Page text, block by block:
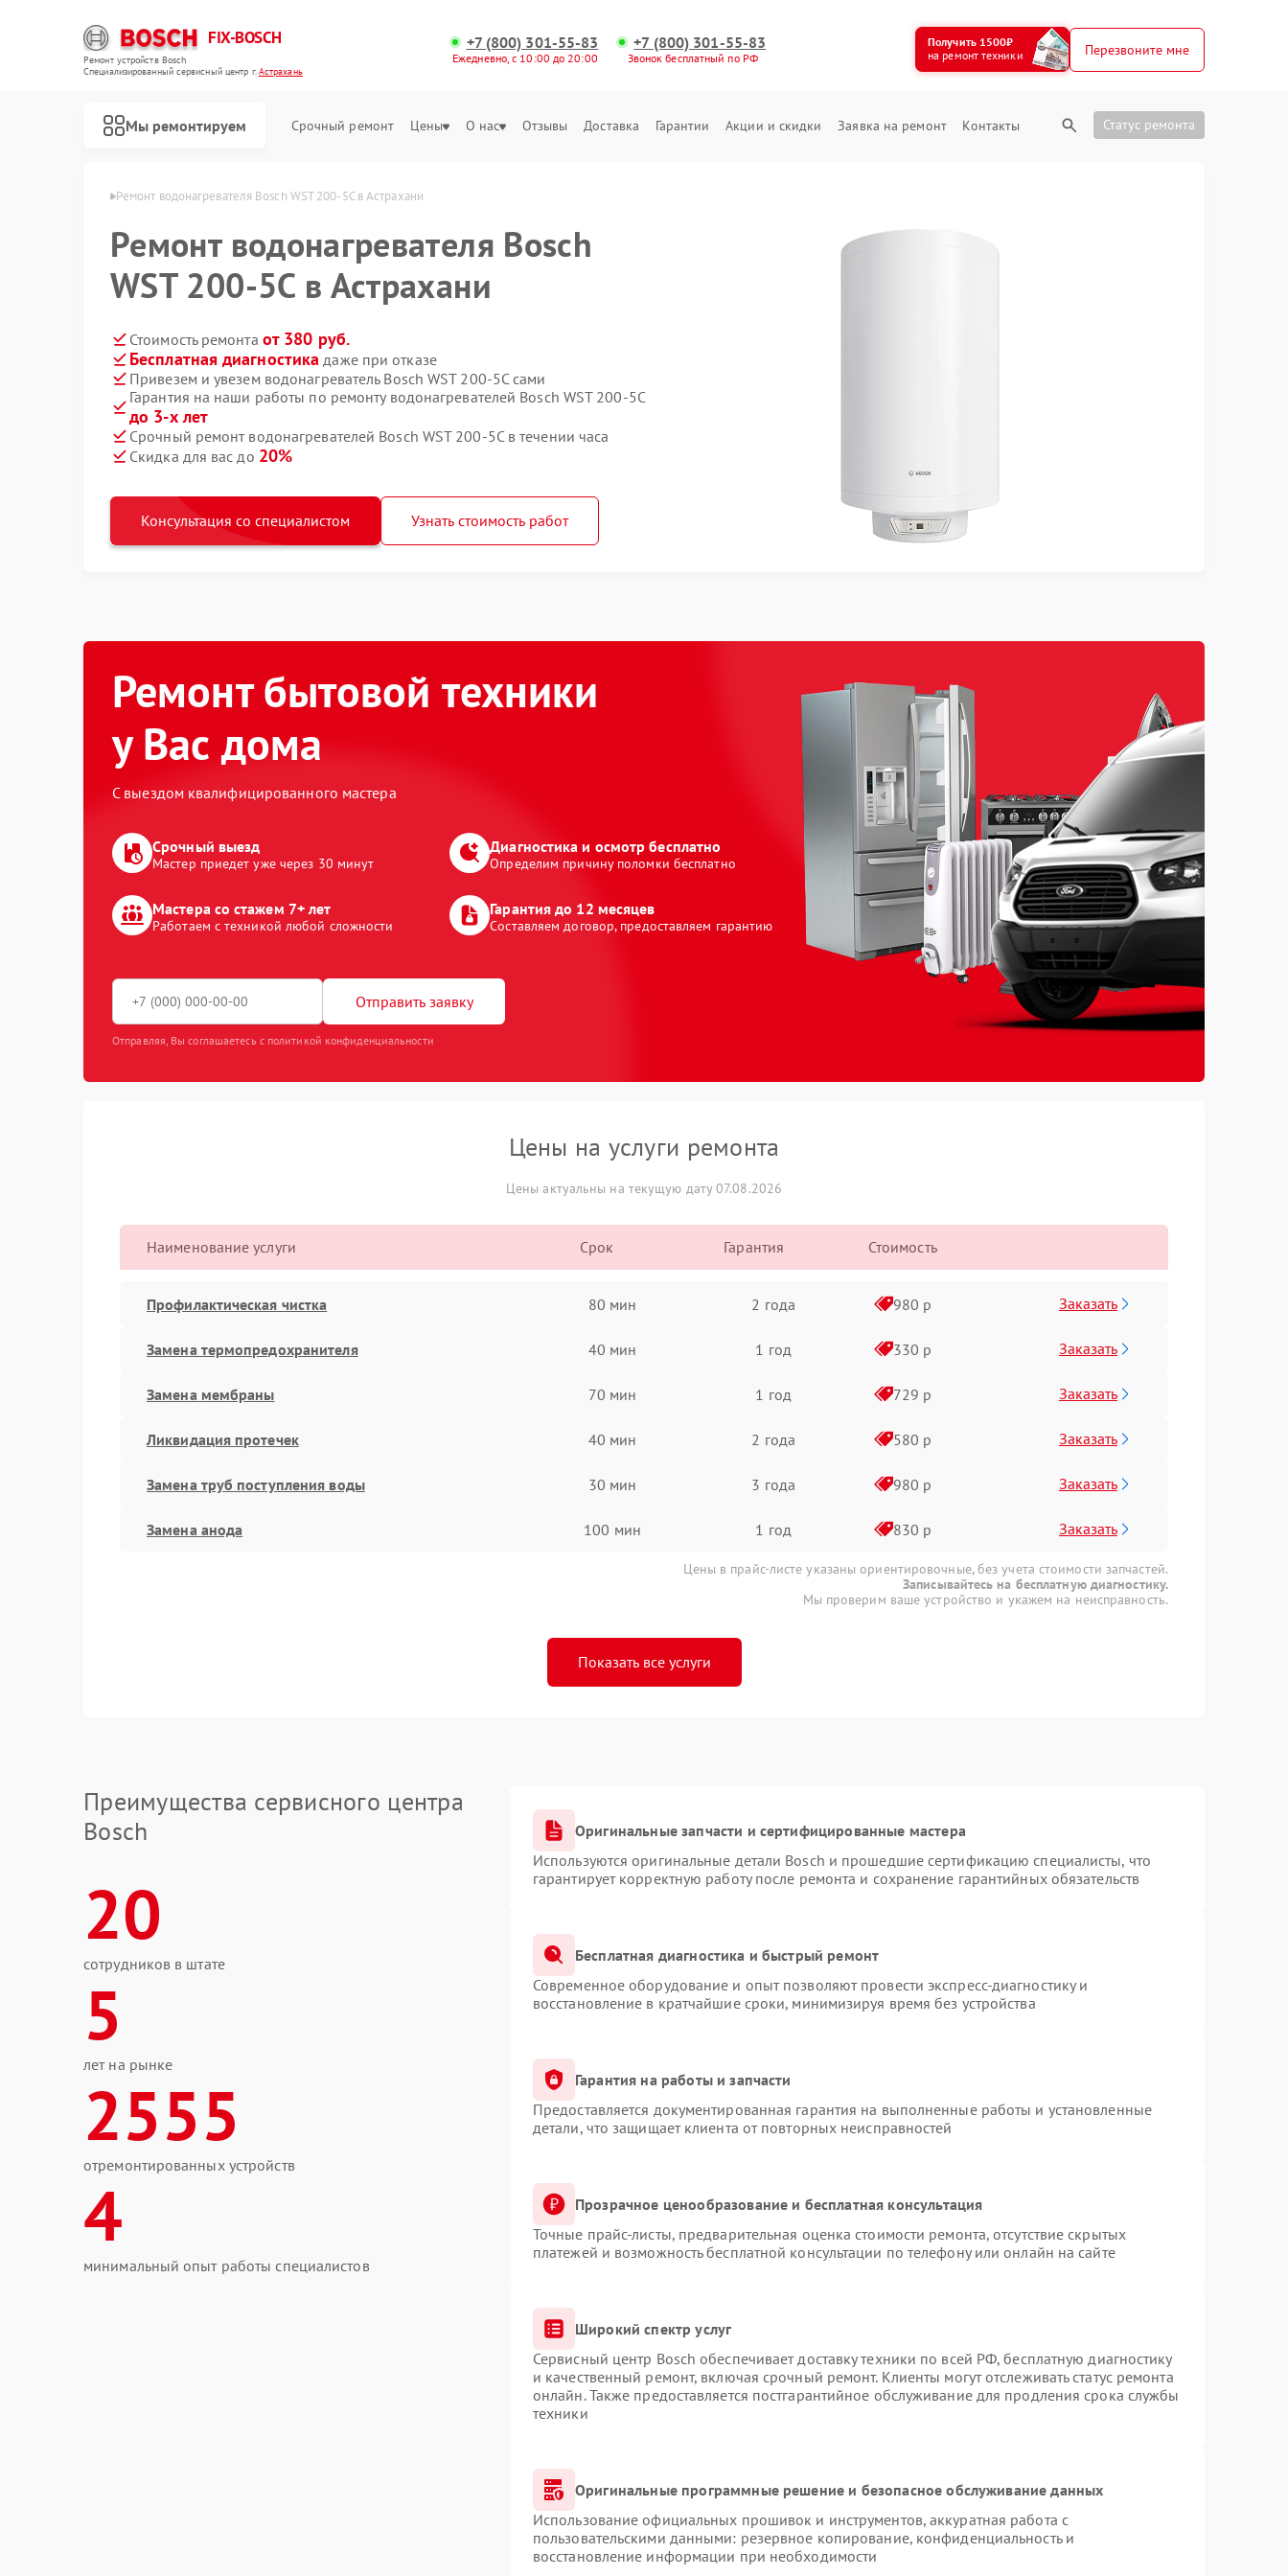
FIX-BOSCH
Ремонт устройств Bosch
Специализированный cервисный центр г.Астрахань
+7 (800) 301-55-83
Ежедневно, с 10:00 до 20:00
+7 (800) 301-55-83
Звонок бесплатный по РФ
Получить 1500₽
на ремонт техники
Перезвоните мне
Мы ремонтируем Срочный ремонт Цены О нас Отзывы Доставка Гарантии Акции и скидки Заявка на ремонт Контакты Статус ремонта
Ремонт водонагревателя Bosch WST 200-5C в Астрахани
Ремонт водонагревателя Bosch
WST 200-5C в Астрахани
Стоимость ремонта от 380 руб.
Бесплатная диагностика даже при отказе
Привезем и увезем водонагреватель Bosch WST 200-5C сами
Гарантия на наши работы по ремонту водонагревателей Bosch WST 200-5C
до 3-х лет
Срочный ремонт водонагревателей Bosch WST 200-5C в течении часа
Скидка для вас до 20%
Консультация со специалистом Узнать стоимость работ
Ремонт бытовой техники
у Вас дома
С выездом квалифицированного мастера
Срочный выезд
Мастер приедет уже через 30 минут
Диагностика и осмотр бесплатно
Определим причину поломки бесплатно
Мастера со стажем 7+ лет
Работаем с техникой любой сложности
Гарантия до 12 месяцев
Составляем договор, предоставляем гарантию
Отправить заявку
Отправляя, Вы соглашаетесь с политикой конфиденциальности
Цены на услуги ремонта
Цены актуальны на текущую дату 07.08.2026
Наименование услуги Срок Гарантия Стоимость
Профилактическая чистка 80 мин 2 года 980 р Заказать
Замена термопредохранителя 40 мин 1 год 330 р Заказать
Замена мембраны 70 мин 1 год 729 р Заказать
Ликвидация протечек 40 мин 2 года 580 р Заказать
Замена труб поступления воды 30 мин 3 года 980 р Заказать
Замена анода 100 мин 1 год 830 р Заказать
Цены в прайс-листе указаны ориентировочные, без учета стоимости запчастей.
Записывайтесь на бесплатную диагностику.
Мы проверим ваше устройство и укажем на неисправность.
Показать все услуги
Преимущества сервисного центра
Bosch
20
сотрудников в штате
5
лет на рынке
2555
отремонтированных устройств
4
минимальный опыт работы специалистов
Оригинальные запчасти и сертифицированные мастера
Используются оригинальные детали Bosch и прошедшие сертификацию специалисты, что
гарантирует корректную работу после ремонта и сохранение гарантийных обязательств
Бесплатная диагностика и быстрый ремонт
Современное оборудование и опыт позволяют провести экспресс-диагностику и
восстановление в кратчайшие сроки, минимизируя время без устройства
Гарантия на работы и запчасти
Предоставляется документированная гарантия на выполненные работы и установленные
детали, что защищает клиента от повторных неисправностей
Прозрачное ценообразование и бесплатная консультация
Точные прайс-листы, предварительная оценка стоимости ремонта, отсутствие скрытых
платежей и возможность бесплатной консультации по телефону или онлайн на сайте
Широкий спектр услуг
Сервисный центр Bosch обеспечивает доставку техники по всей РФ, бесплатную диагностику
и качественный ремонт, включая срочный ремонт. Клиенты могут отслеживать статус ремонта
онлайн. Также предоставляется постгарантийное обслуживание для продления срока службы
техники
Оригинальные программные решение и безопасное обслуживание данных
Использование официальных прошивок и инструментов, аккуратная работа с
пользовательскими данными: резервное копирование, конфиденциальность и
восстановление информации при необходимости